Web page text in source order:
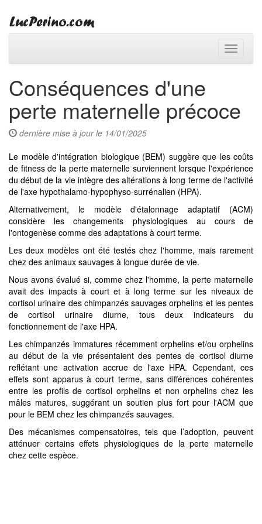
Toggle
Conséquences d'une
perte maternelle précoce
dernière mise à jour le 14/01/2025
Le modèle d'intégration biologique (BEM) suggère que les coûts
de fitness de la perte maternelle surviennent lorsque l'expérience
du début de la vie intègre des altérations à long terme de l'activité
de l'axe hypothalamo-hypophyso-surrénalien (HPA).
Alternativement, le modèle d'étalonnage adaptatif (ACM)
considère les changements physiologiques au cours de
l'ontogenèse comme des adaptations à court terme.
Les deux modèles ont été testés chez l'homme, mais rarement
chez des animaux sauvages à longue durée de vie.
Nous avons évalué si, comme chez l'homme, la perte maternelle
avait des impacts à court et à long terme sur les niveaux de
cortisol urinaire des chimpanzés sauvages orphelins et les pentes
de cortisol urinaire diurne, tous deux indicateurs du
fonctionnement de l'axe HPA.
Les chimpanzés immatures récemment orphelins et/ou orphelins
au début de la vie présentaient des pentes de cortisol diurne
reflétant une activation accrue de l'axe HPA. Cependant, ces
effets sont apparus à court terme, sans différences cohérentes
entre les profils de cortisol orphelins et non orphelins chez les
mâles matures, suggérant un soutien plus fort pour l'ACM que
pour le BEM chez les chimpanzés sauvages.
Des mécanismes compensatoires, tels que l’adoption, peuvent
atténuer certains effets physiologiques de la perte maternelle
chez cette espèce.